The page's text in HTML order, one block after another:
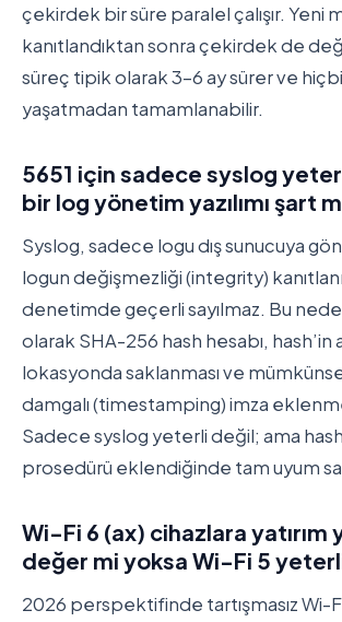
çekirdek bir süre paralel çalışır. Yeni
kanıtlandıktan sonra çekirdek de
süreç tipik olarak 3-6 ay sürer ve
yaşatmadan tamamlanabilir.
5651 için sadece syslog
bir log yönetim yazılımı şart
Syslog, sadece logu dış sunucuya
logun değişmezliği (integrity)
denetimde geçerli sayılmaz. Bu
olarak SHA-256 hash hesabı, hash’in
lokasyonda saklanması ve
damgalı (timestamping) imza
Sadece syslog yeterli değil; ama
prosedürü eklendiğinde tam uyum
Wi-Fi 6 (ax) cihazlara yatırım
değer mi yoksa Wi-Fi 5
2026 perspektifinde tartışmasız Wi-Fi